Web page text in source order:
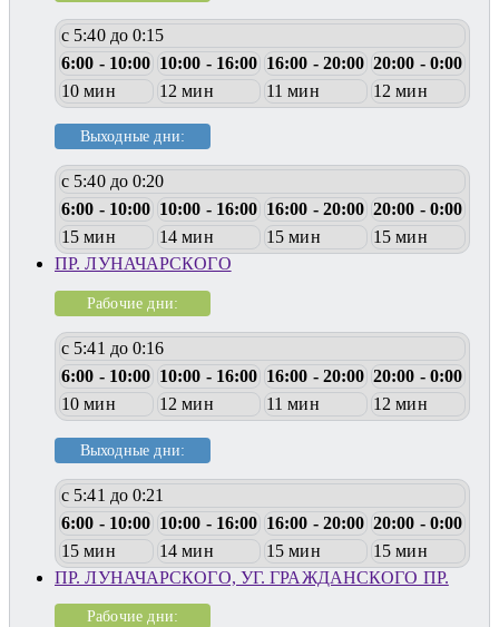
с 5:40 до 0:15
6:00 - 10:00 10:00 - 16:00 16:00 - 20:00 20:00 - 0:00
10 мин
12 мин 11 мин 12 мин
Выходные дни:
с 5:40 до 0:20
6:00 - 10:00 10:00 - 16:00 16:00 - 20:00 20:00 - 0:00
15 мин
14 мин 15 мин
15 мин
ПР. ЛУНАЧАРСКОГО
Рабочие дни:
с 5:41 до 0:16
6:00 - 10:00 10:00 - 16:00 16:00 - 20:00 20:00 - 0:00
10 мин
12 мин 11 мин 12 мин
Выходные дни:
с 5:41 до 0:21
6:00 - 10:00 10:00 - 16:00 16:00 - 20:00 20:00 - 0:00
15 мин
14 мин 15 мин
15 мин
ПР. ЛУНАЧАРСКОГО, УГ. ГРАЖДАНСКОГО ПР.
Рабочие дни: